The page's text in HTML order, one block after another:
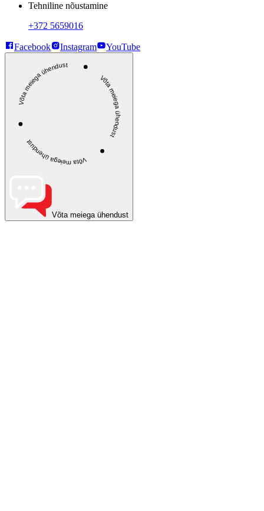
Tehniline nõustamine
+372 5659016
Facebook Instagram YouTube
Võta meiega ühendust Võta meiega ühendust
Võta meiega ühendust
Võta meiega ühendust